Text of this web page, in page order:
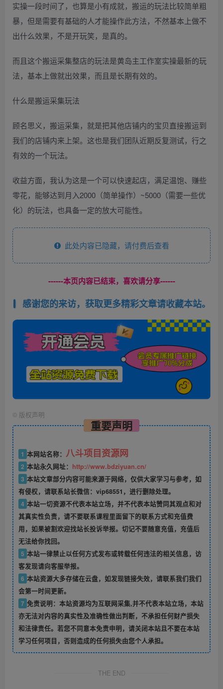
实操一段时间了，也算是小有成就，搬运的玩法比较简单粗
暴，但是需要有基础的人才能操作此方法，不然基本上做不
出什么效果，不是开玩笑，是真的。
而且这个搬运采集整店的玩法是黄岛主工作室实操最新的玩
法，基本上做就出效果，而且是长期有效的。
什么是搬运采集玩法
顾名思义，搬运采集，就是把其他店铺内的宝贝直接搬运到
我们的店铺内来上架。这也是我们团队近期反复测试，行之
有效的一个玩法。
收益方面，我认为这是一个可以快速起店，满足温饱、赚些
零花，能够达到月入2000（简单操作）~5000（需要一些优
化）的玩法，也具备一定的放大可能性。
此处内容已隐藏，请付费后查看
------本页内容已结束，喜欢请分享------
感谢您的来访，获取更多精彩文章请收藏本站。
© 版权声明
重要声明
1 本网站名称： 八斗项目资源网
2 本站永久网址： http://www.bdziyuan.cn/
3 本站文章部分内容可能来源于网络，仅供大家学习与参考，如
有侵权，请联系站长微信：vip68551，进行删除处理。
4 本站一切资源不代表本站立场，并不代表本站赞同其观点和对
其真实性负责，请不要联系课程里面留下的联系方式和充值费
用，如果被割欢迎找站长投诉举报。切记不要随意充值，充值后
无法给你找回。
5 本站一律禁止以任何方式发布或转载任何违法的相关信息，访
客发现请向客服举报。
6 本站资源大多存储在云盘，如发现链接失效，请联系我们我们
会第一时间更新。
7 免责说明：本站资源均为互联网采集,并不代表本站立场，本站
亦无法对内容的真实性及准确性做出判断，不承担任何财产损失
和法律责任。若您不同意本免责申明，请关闭本站且不要在本站
学习任何项目，否则造成的任何损失由您个人承担。
THE END